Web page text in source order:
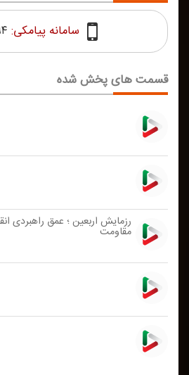
قسمت های پخش شده
رزمایش اربعین ؛ عمق راهبردی
مقاومت
سامانه پیامکی: